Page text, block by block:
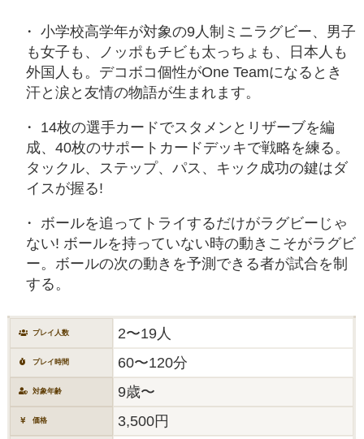
小学校高学年が対象の9人制ミニラグビー、男子
も女子も、ノッポもチビも太っちょも、日本人も
外国人も。デコボコ個性がOne Teamになるとき
汗と涙と友情の物語が生まれます。
14枚の選手カードでスタメンとリザーブを編
成、40枚のサポートカードデッキで戦略を練る。
タックル、ステップ、パス、キック成功の鍵はダ
イスが握る!
ボールを追ってトライするだけがラグビーじゃ
ない! ボールを持っていない時の動きこそがラグビ
ー。ボールの次の動きを予測できる者が試合を制
する。
プレイ人数 2〜19人
プレイ時間 60〜120分
対象年齢 9歳〜
価格 3,500円